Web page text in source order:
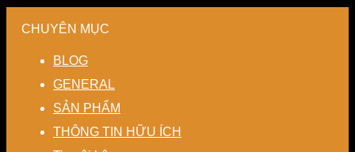
nhà
và
tiết
cho
nhà
máy
pháp
nâng
nhau
chi
phí
minh
tuần
hoàn
kín
thất
thoát
nhiệt
–
Giải
pháp
CHUYÊN MỤC
BLOG
GENERAL
SẢN PHẨM
THÔNG TIN HỮU ÍCH